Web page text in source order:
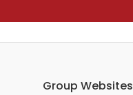
Group Websites